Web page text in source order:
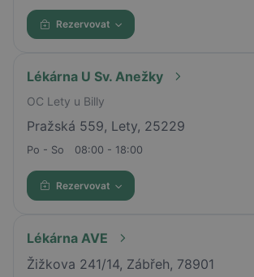
Rezervovat
Lékárna U Sv. Anežky
OC Lety u Billy
Pražská 559, Lety, 25229
Po - So 08:00 - 18:00
Rezervovat
Lékárna AVE
Žižkova 241/14, Zábřeh, 78901